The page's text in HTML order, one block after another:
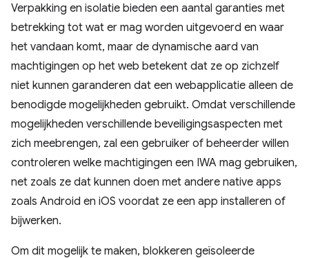
Verpakking en isolatie bieden een aantal garanties met
betrekking tot wat er mag worden uitgevoerd en waar
het vandaan komt, maar de dynamische aard van
machtigingen op het web betekent dat ze op zichzelf
niet kunnen garanderen dat een webapplicatie alleen de
benodigde mogelijkheden gebruikt. Omdat verschillende
mogelijkheden verschillende beveiligingsaspecten met
zich meebrengen, zal een gebruiker of beheerder willen
controleren welke machtigingen een IWA mag gebruiken,
net zoals ze dat kunnen doen met andere native apps
zoals Android en iOS voordat ze een app installeren of
bijwerken.
Om dit mogelijk te maken, blokkeren geïsoleerde